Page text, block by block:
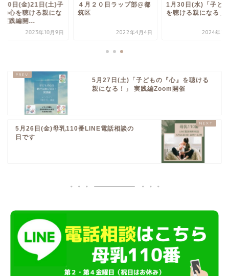
20日(金)21日(土)子
の心を聴ける親にな
実践編開...
2023年10月9日
４月２０日ラップ部@都
筑区
2022年4月4日
1月30日(水)「子ど
を聴ける親になる」
2024年1
5月27日(土)「子どもの『心』を聴ける
親になる！」 実践編Zoom開催
5月26日(金)母乳110番LINE電話相談の
日です